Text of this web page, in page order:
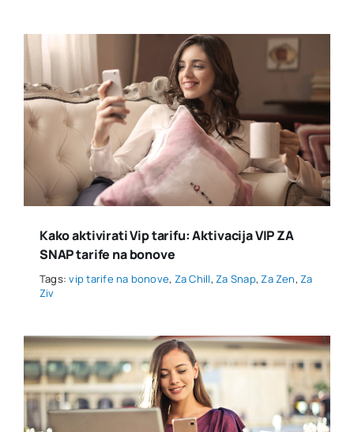
Kako aktivirati Vip tarifu: Aktivacija VIP ZA
SNAP tarife na bonove
Tags:vip tarife na bonove, Za Chill,Za Snap,Za Zen,Za
Ziv